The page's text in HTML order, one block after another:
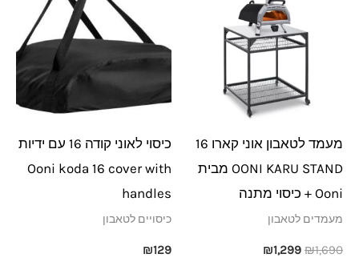
מעמד לטאבון אוני קארו 16
OONI KARU STAND מבית
Ooni + כיסוי מתנה
מעמדים לטאבון
₪1,690
₪1,690.
₪1,299
₪1,299.
כיסוי לאוני קודה 16 עם ידיות
Ooni koda 16 cover with
handles
כיסויים לטאבון
₪129